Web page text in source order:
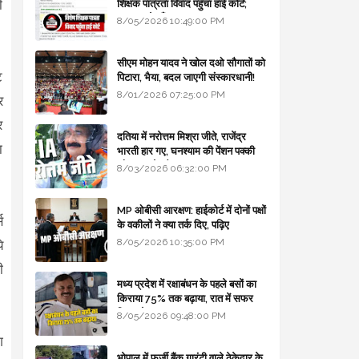
शिक्षक पात्रता विवाद पहुँचा हाई कोर्ट;
सरकार से माँगा जवाब
8/05/2026 10:49:00 PM
सीएम मोहन यादव ने खोल दओ सौगातों को
पिटारा, भैया, बदल जाएगी संस्कारधानी!
8/01/2026 07:25:00 PM
दतिया में नरोत्तम मिश्रा जीते, राजेंद्र
भारती हार गए, घनश्याम की पेंशन पक्की
और आशुतोष बैक टू...
8/03/2026 06:32:00 PM
MP ओबीसी आरक्षण: हाईकोर्ट में दोनों पक्षों
के वकीलों ने क्या तर्क दिए, पढ़िए
8/05/2026 10:35:00 PM
मध्य प्रदेश में रक्षाबंधन के पहले बसों का
किराया 75% तक बढ़ाया, रात में सफर
किया तो 10% एक्स्ट्रा
8/05/2026 09:48:00 PM